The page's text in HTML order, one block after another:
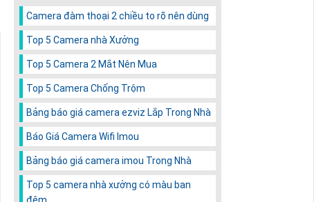
Camera đàm thoại 2 chiều to rõ nên dùng
Top 5 Camera nhà Xưởng
Top 5 Camera 2 Mắt Nên Mua
Top 5 Camera Chống Trộm
Bảng báo giá camera ezviz Lắp Trong Nhà
Báo Giá Camera Wifi Imou
Bảng báo giá camera imou Trong Nhà
Top 5 camera nhà xưởng có màu ban